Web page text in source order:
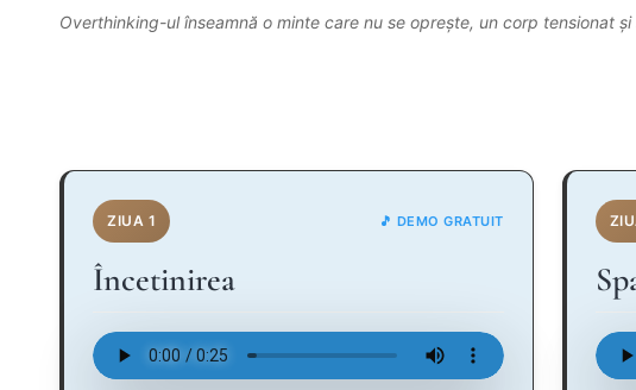
Overthinking-ul înseamnă o minte care nu se oprește, un corp tensionat
ZIUA 1 🎵 DEMO GRATUIT
Încetinirea